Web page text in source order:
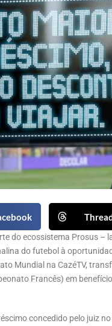
do ecossistema Prosus –
do futebol à
Mundial na CazéTV,
Francês) em
concedido pelo juiz